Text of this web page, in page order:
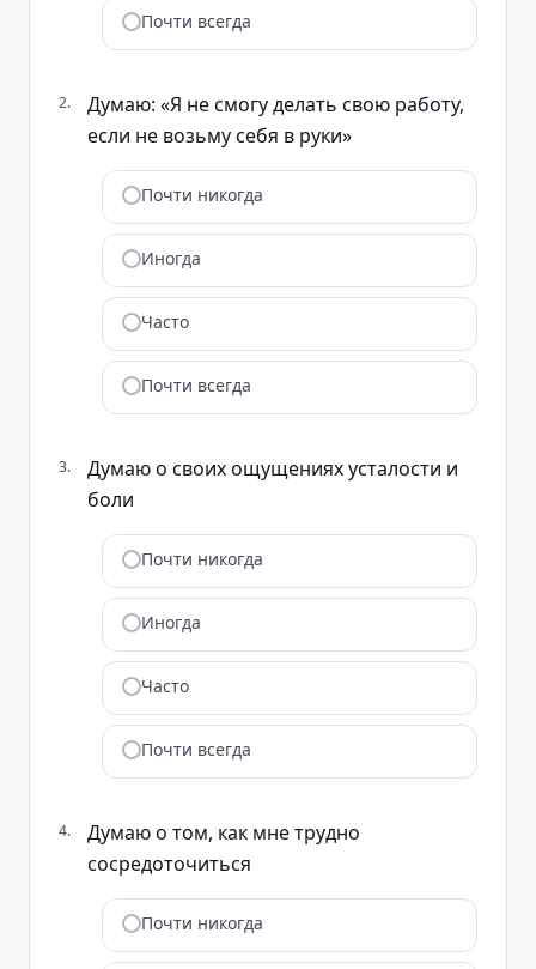
Почти всегда
2.
Думаю: «Я не смогу делать свою работу,
если не возьму себя в руки»
Почти никогда
Иногда
Часто
Почти всегда
3.
Думаю о своих ощущениях усталости и
боли
Почти никогда
Иногда
Часто
Почти всегда
4.
Думаю о том, как мне трудно
сосредоточиться
Почти никогда